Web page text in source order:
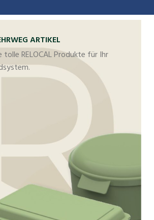
ARTIKEL
tolle RELOCAL Produkte für Ihr